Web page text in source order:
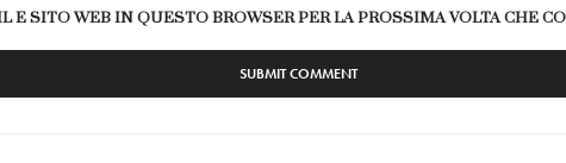
E SITO WEB IN QUESTO BROWSER PER LA PROSSIMA VOLTA CHE